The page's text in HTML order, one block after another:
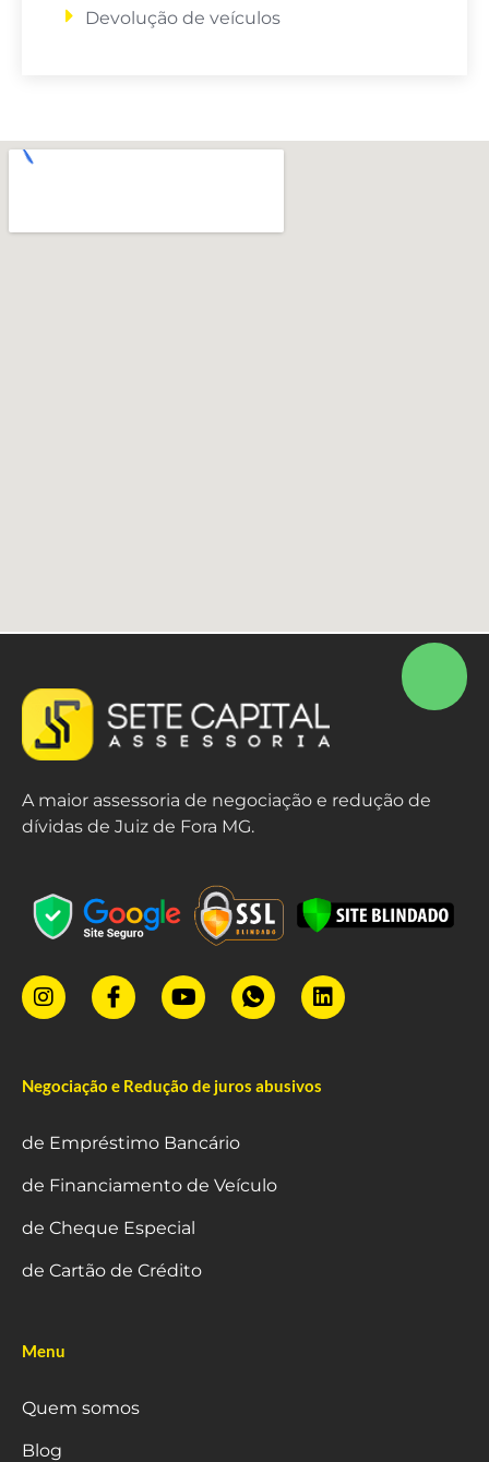
Devolução de veículos
A maior assessoria de negociação e redução de
dívidas de Juiz de Fora MG.
Negociação e Redução de juros abusivos
de Empréstimo Bancário
de Financiamento de Veículo
de Cheque Especial
de Cartão de Crédito
Menu
Quem somos
Blog